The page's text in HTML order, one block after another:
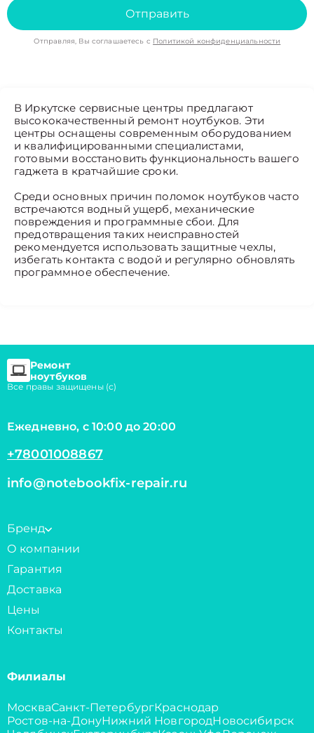
Отправить
Отправляя, Вы соглашаетесь с Политикой конфиденциальности
В Иркутске сервисные центры предлагают
высококачественный ремонт ноутбуков. Эти
центры оснащены современным оборудованием
и квалифицированными специалистами,
готовыми восстановить функциональность вашего
гаджета в кратчайшие сроки.
Среди основных причин поломок ноутбуков часто
встречаются водный ущерб, механические
повреждения и программные сбои. Для
предотвращения таких неисправностей
рекомендуется использовать защитные чехлы,
избегать контакта с водой и регулярно обновлять
программное обеспечение.
Ремонт
ноутбуков
Все правы защищены (с)
Ежедневно, с 10:00 до 20:00
+78001008867
info@notebookfix-repair.ru
Бренд
О компании
Гарантия
Доставка
Цены
Контакты
Филиалы
МоскваСанкт-ПетербургКраснодар
Ростов-на-ДонуНижний НовгородНовосибирск